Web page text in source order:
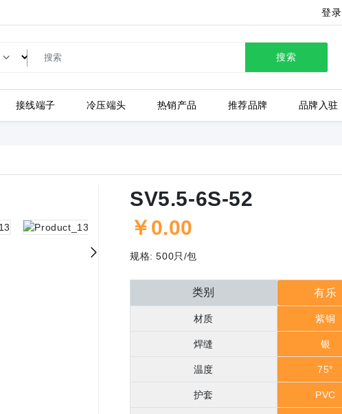
登录
搜索
接线端子 冷压端头 热销产品 推荐品牌 品牌入驻
LC80-2.54-10P-130-00A
SV5.5-6S-52
￥ 0.00
规格: 500只/包
类别 有乐
材质 紫铜
焊缝 银
温度 75°
护套 PVC